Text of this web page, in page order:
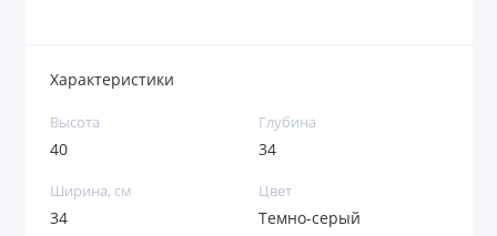
Характеристики
Высота
40
Глубина
34
Ширина, см
34
Цвет
Темно-серый